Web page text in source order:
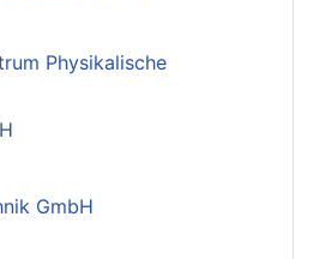
Physikalische
GmbH